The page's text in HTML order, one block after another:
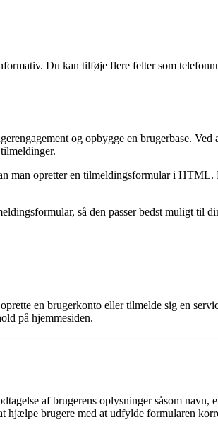
Du kan tilføje flere felter som
og opbygge en brugerbase.
man opretter en tilmeldingsformular i
så den passer bedst muligt til
en brugerkonto eller tilmelde sig en
på hjemmesiden.
af brugerens oplysninger såsom navn,
hjælpe brugere med at udfylde formularen